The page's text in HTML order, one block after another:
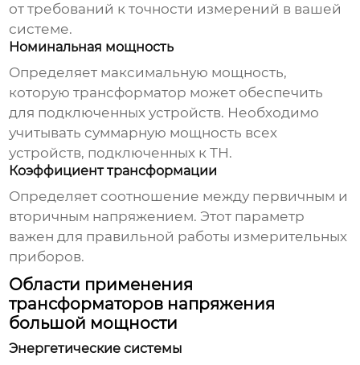
от требований к точности измерений в вашей
системе.
Номинальная мощность
Определяет максимальную мощность,
которую трансформатор может обеспечить
для подключенных устройств. Необходимо
учитывать суммарную мощность всех
устройств, подключенных к ТН.
Коэффициент трансформации
Определяет соотношение между первичным и
вторичным напряжением. Этот параметр
важен для правильной работы измерительных
приборов.
Области применения
трансформаторов напряжения
большой мощности
Энергетические системы